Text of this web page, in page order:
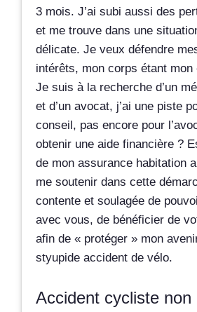
3 mois. J’ai subi aussi des
et me trouve dans une
délicate. Je veux défendre
intérêts, mon corps étant
Je suis à la recherche d’un
et d’un avocat, j’ai une piste
conseil, pas encore pour
obtenir une aide financière ?
de mon assurance habitation
me soutenir dans cette
contente et soulagée de
avec vous, de bénéficier de
afin de « protéger » mon
styupide accident de vélo.
Accident cycliste non